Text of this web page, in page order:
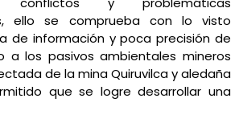
ello se comprueba con lo visto
de información y poca precisión de
a los pasivos ambientales mineros
de la mina Quiruvilca y aledaña
que se logre desarrollar una